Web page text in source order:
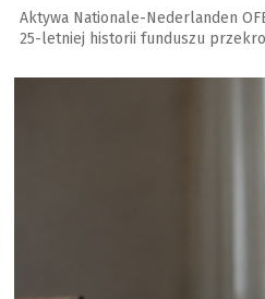
Aktywa Nationale-Nederlanden
25-letniej historii funduszu
a